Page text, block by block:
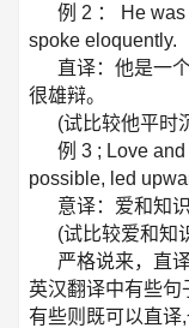
例 2 ： He
spoke eloquently.
直译：他是一
很雄辩。
(试比较他平时
例 3 ; Love
possible, led
意译：爱和知
(试比较爱和知
严格说来，直
英汉翻译中有些句
有些则既可以直译